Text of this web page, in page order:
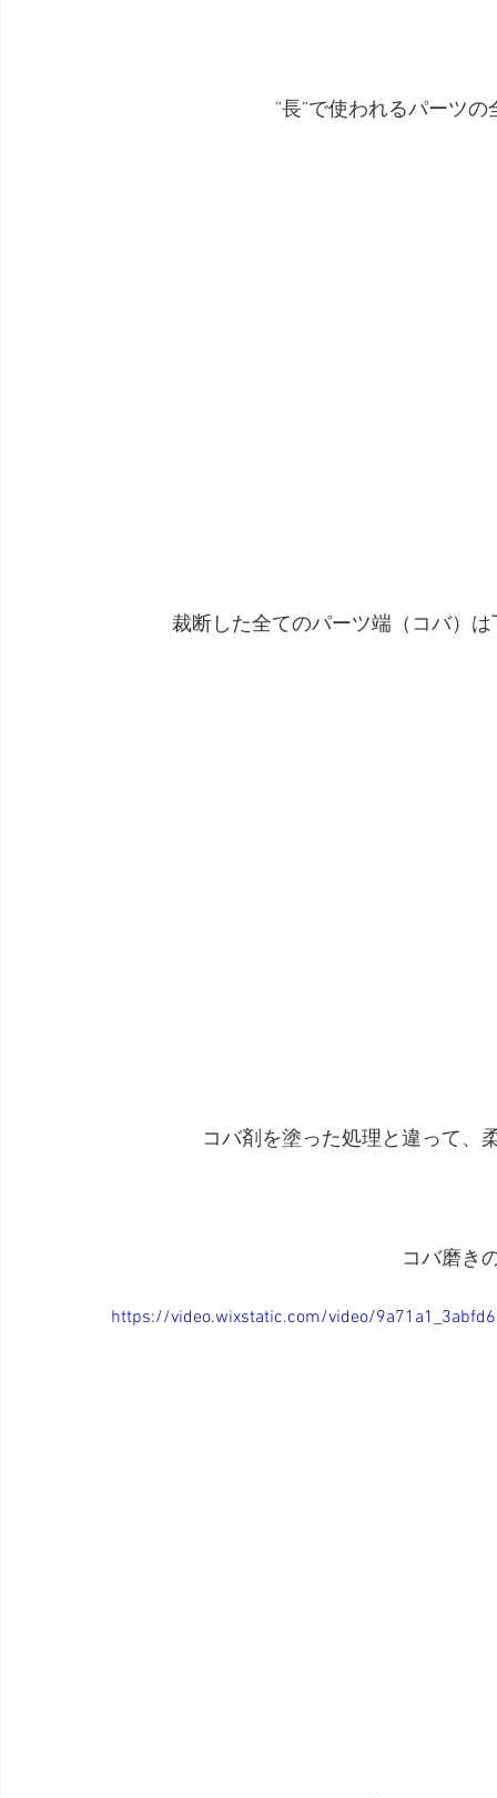
”長”で使われるパーツ
裁断した全てのパーツ端（コバ）
コバ剤を塗った処理と違って、
コバ磨き
https://video.wixstatic.com/video/